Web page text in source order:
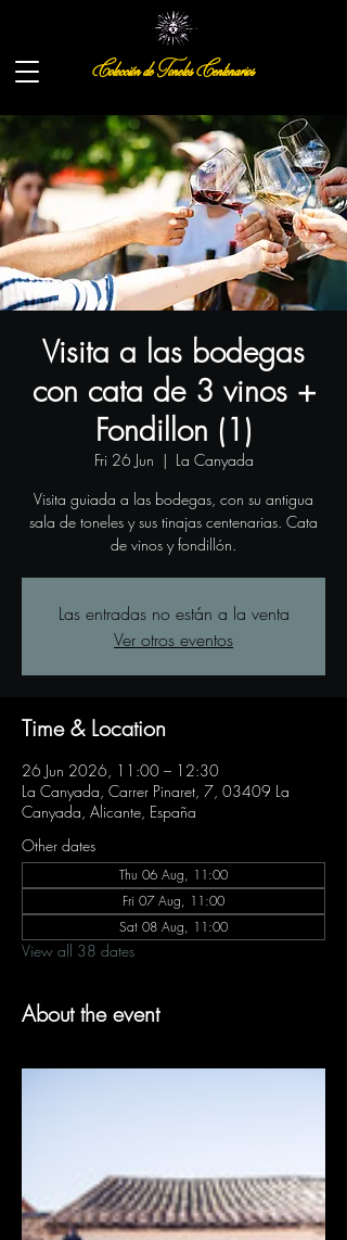
Colección de Toneles Centenarios
Visita a las bodegas
con cata de 3 vinos +
Fondillon (1)
Fri 26 Jun
  |
La Canyada
Visita guiada a las bodegas, con su antigua
sala de toneles y sus tinajas centenarias. Cata
de vinos y fondillón.
Las entradas no están a la venta
Ver otros eventos
Time & Location
26 Jun 2026, 11:00 – 12:30
La Canyada, Carrer Pinaret, 7, 03409 La
Canyada, Alicante, España
Other dates
Thu 06 Aug, 11:00
Fri 07 Aug, 11:00
Sat 08 Aug, 11:00
View all 38 dates
About the event